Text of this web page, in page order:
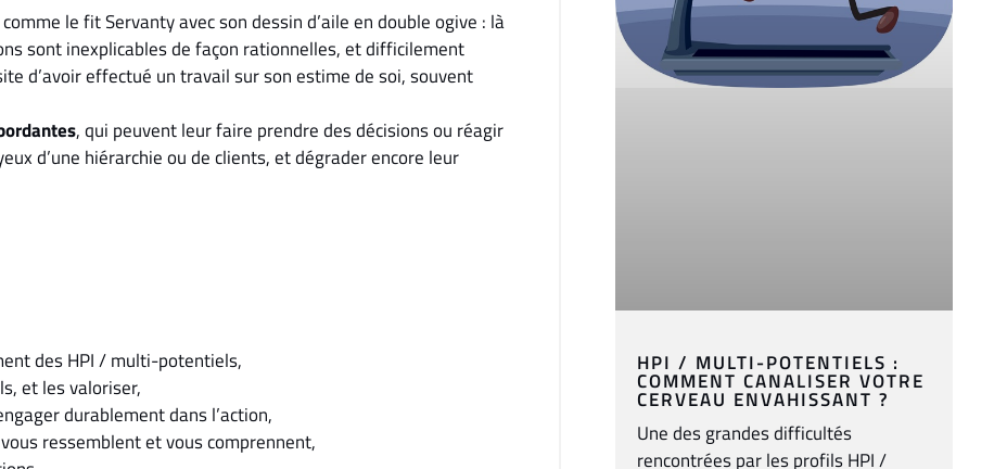
le fit Servanty avec son dessin d’aile en double ogive : là
sont inexplicables de façon rationnelles, et difficilement
d’avoir effectué un travail sur son estime de soi, souvent
, qui peuvent leur faire prendre des décisions ou réagir
d’une hiérarchie ou de clients, et dégrader encore leur
des HPI / multi-potentiels,
et les valoriser,
durablement dans l’action,
ressemblent et vous comprennent,
HPI / MULTI-POTENTIELS :
COMMENT CANALISER VOTRE
CERVEAU ENVAHISSANT ?
Une des grandes difficultés
rencontrées par les profils HPI /